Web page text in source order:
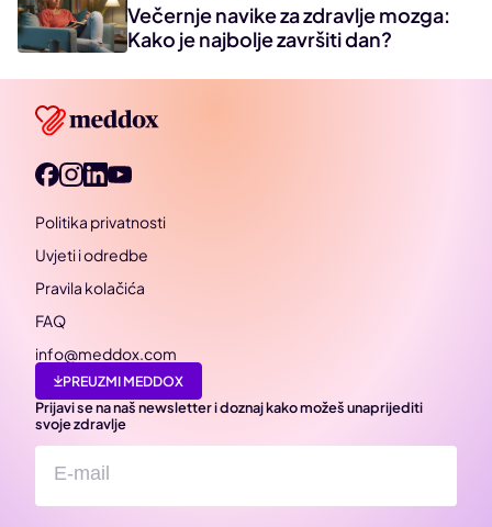
Večernje navike za zdravlje mozga:
Kako je najbolje završiti dan?
Politika privatnosti
Uvjeti i odredbe
Pravila kolačića
FAQ
info@meddox.com
PREUZMI MEDDOX
Prijavi se na naš newsletter i doznaj kako možeš unaprijediti
svoje zdravlje